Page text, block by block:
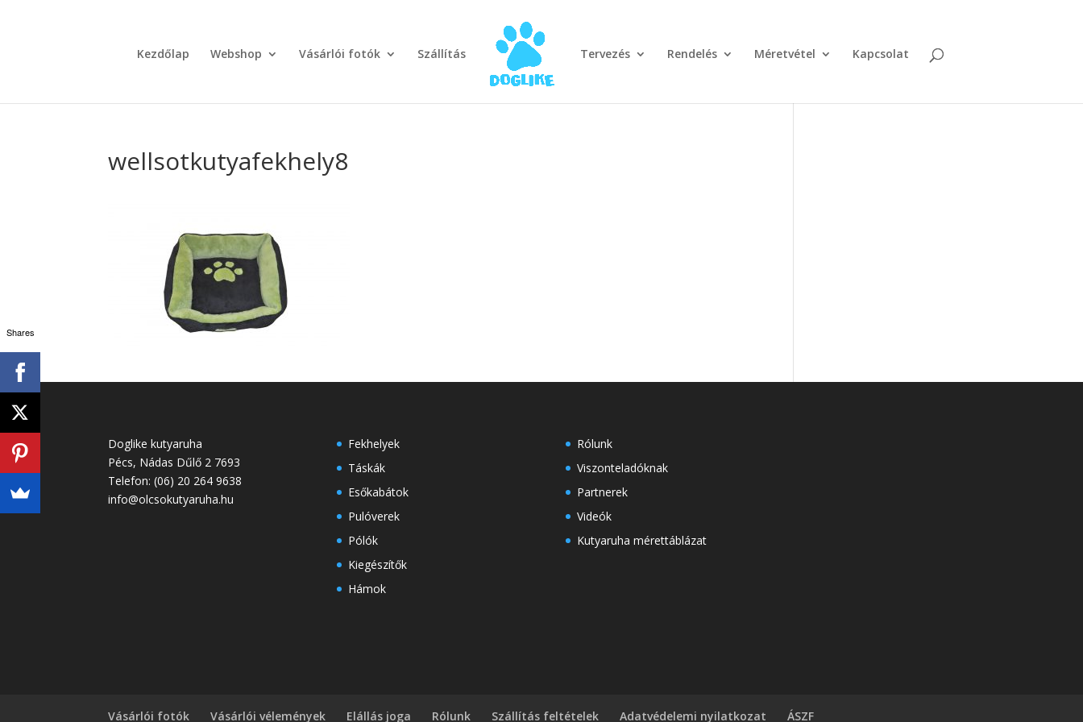
Kezdőlap Webshop Vásárlói fotók Szállítás Tervezés Rendelés Méretvétel Kapcsolat
wellsotkutyafekhely8
Doglike kutyaruha
Pécs, Nádas Dűlő 2 7693
Telefon:(06) 20 264 9638
info@olcsokutyaruha.hu
Fekhelyek
Táskák
Esőkabátok
Pulóverek
Pólók
Kiegészítők
Hámok
Rólunk
Viszonteladóknak
Partnerek
Videók
Kutyaruha mérettáblázat
Vásárlói fotók Vásárlói vélemények Elállás joga Rólunk Szállítás feltételek Adatvédelemi nyilatkozat ÁSZF
Shares